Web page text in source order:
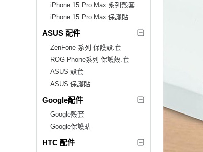
iPhone 15 Pro Max 系列殼套
iPhone 15 Pro Max 保護貼
ASUS 配件
ZenFone 系列 保護殼.套
ROG Phone系列 保護殼.套
ASUS 殼套
ASUS 保護貼
Google配件
Google殼套
Google保護貼
HTC 配件